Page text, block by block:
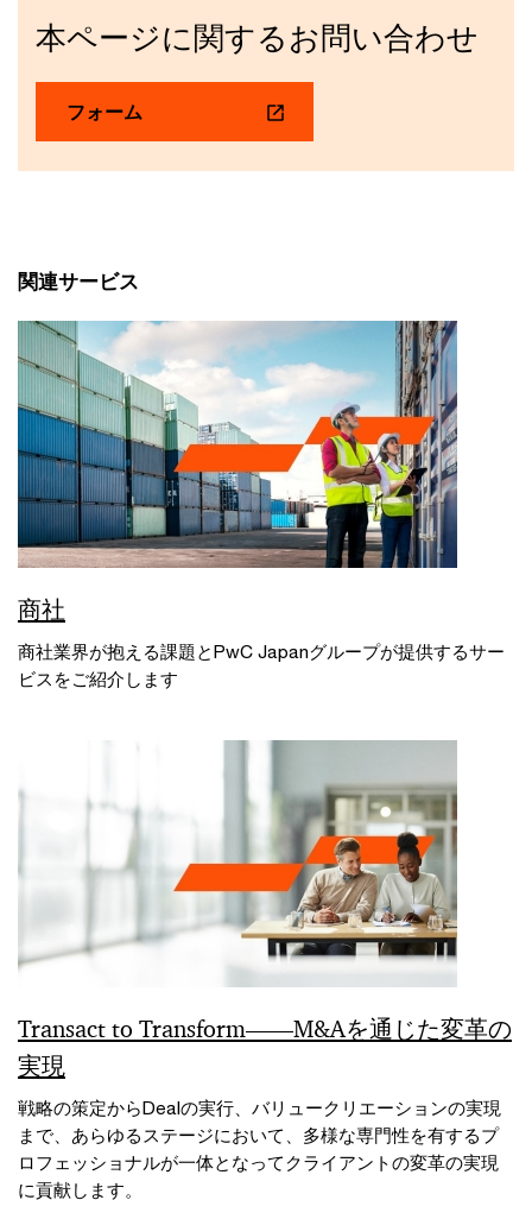
本ページに関するお問い合わせ
フォーム
関連サービス
商社
商社業界が抱える課題とPwC Japanグループが提供するサー
ビスをご紹介します
Transact to Transform――M&Aを通じた変革の
実現
戦略の策定からDealの実行、バリュークリエーションの実現
まで、あらゆるステージにおいて、多様な専門性を有するプ
ロフェッショナルが一体となってクライアントの変革の実現
に貢献します。